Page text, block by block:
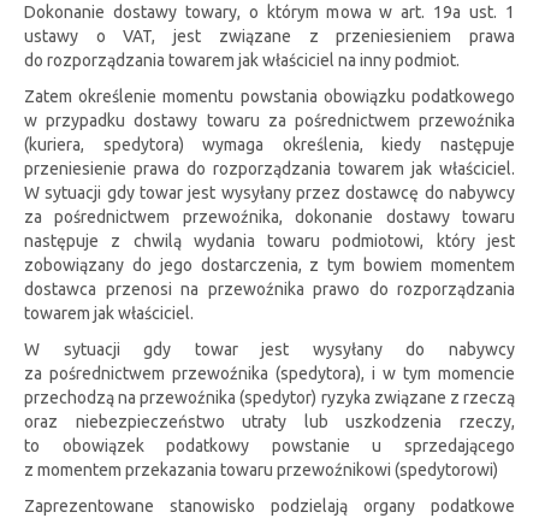
Dokonanie dostawy towary, o którym mowa w art. 19a ust. 1
ustawy o VAT, jest związane z przeniesieniem prawa
do rozporządzania towarem jak właściciel na inny podmiot.
Zatem określenie momentu powstania obowiązku podatkowego
w przypadku dostawy towaru za pośrednictwem przewoźnika
(kuriera, spedytora) wymaga określenia, kiedy następuje
przeniesienie prawa do rozporządzania towarem jak właściciel.
W sytuacji gdy towar jest wysyłany przez dostawcę do nabywcy
za pośrednictwem przewoźnika, dokonanie dostawy towaru
następuje z chwilą wydania towaru podmiotowi, który jest
zobowiązany do jego dostarczenia, z tym bowiem momentem
dostawca przenosi na przewoźnika prawo do rozporządzania
towarem jak właściciel.
W sytuacji gdy towar jest wysyłany do nabywcy
za pośrednictwem przewoźnika (spedytora), i w tym momencie
przechodzą na przewoźnika (spedytor) ryzyka związane z rzeczą
oraz niebezpieczeństwo utraty lub uszkodzenia rzeczy,
to obowiązek podatkowy powstanie u sprzedającego
z momentem przekazania towaru przewoźnikowi (spedytorowi)
Zaprezentowane stanowisko podzielają organy podatkowe